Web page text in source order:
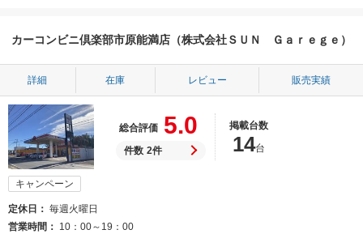
カーコンビニ倶楽部市原能満店（株式会社ＳＵＮ Ｇａｒｅｇｅ）
詳細 在庫 レビュー 販売実績
総合評価 5.0
件数 2件
掲載台数
14台
キャンペーン
定休日
毎週火曜日
営業時間
10：00～19：00